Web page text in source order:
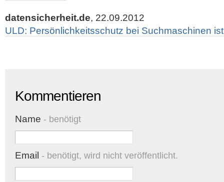
datensicherheit.de, 22.09.2012
ULD: Persönlichkeitsschutz bei Suchmaschinen
Kommentieren
Name - benötigt
Email - benötigt, wird nicht veröffentlicht.